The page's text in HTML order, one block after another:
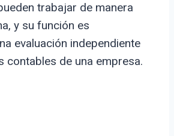
trabajar de manera
y su función es
evaluación independiente
contables de una empresa.